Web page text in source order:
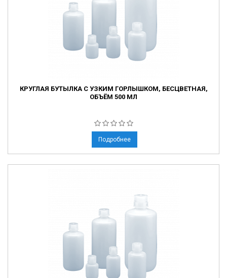
КРУГЛАЯ БУТЫЛКА С УЗКИМ ГОРЛЫШКОМ, БЕСЦВЕТНАЯ,
ОБЪЁМ 500 МЛ
Подробнее